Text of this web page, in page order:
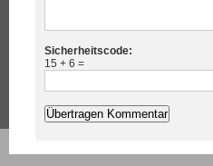
Sicherheitscode:
15 + 6 =